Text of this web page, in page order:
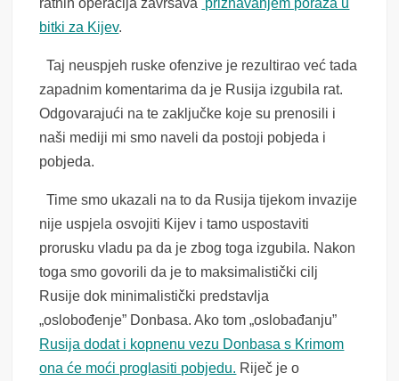
ratnih operacija završava priznavanjem poraza u
bitki za Kijev.
Taj neuspjeh ruske ofenzive je rezultirao već tada
zapadnim komentarima da je Rusija izgubila rat.
Odgovarajući na te zaključke koje su prenosili i
naši mediji mi smo naveli da postoji pobjeda i
pobjeda.
Time smo ukazali na to da Rusija tijekom invazije
nije uspjela osvojiti Kijev i tamo uspostaviti
prorusku vladu pa da je zbog toga izgubila. Nakon
toga smo govorili da je to maksimalistički cilj
Rusije dok minimalistički predstavlja
„oslobođenje” Donbasa. Ako tom „oslobađanju”
Rusija dodat i kopnenu vezu Donbasa s Krimom
ona će moći proglasiti pobjedu. Riječ je o